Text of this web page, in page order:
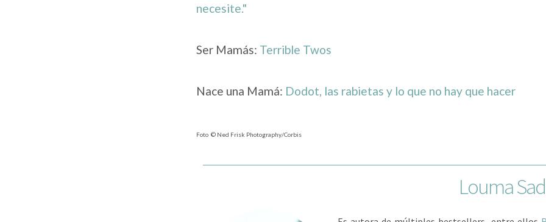
necesite."
Ser Mamás: Terrible Twos
Nace una Mamá: Dodot, las rabietas y lo que no hay que hacer
Foto © Ned Frisk Photography/Corbis
Louma